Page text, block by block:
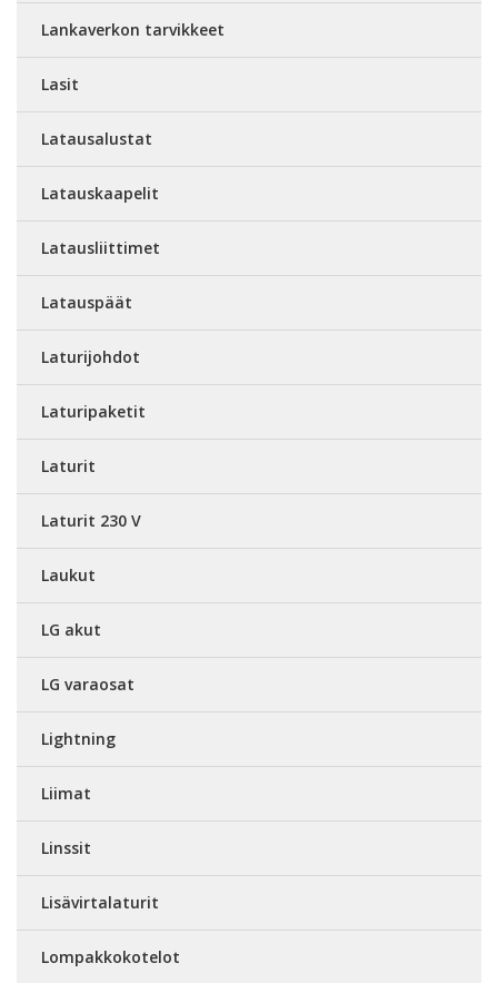
Lankaverkon tarvikkeet
Lasit
Latausalustat
Latauskaapelit
Latausliittimet
Latauspäät
Laturijohdot
Laturipaketit
Laturit
Laturit 230 V
Laukut
LG akut
LG varaosat
Lightning
Liimat
Linssit
Lisävirtalaturit
Lompakkokotelot